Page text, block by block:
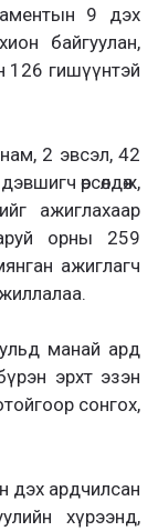
9 дэх
байгуулан,
126 гишүүнтэй
2 эвсэл, 42
өрсөлдөж,
ажиглахаар
орны 259
ажиглагч
манай ард
эрхт эзэн
сонгох,
дэх ардчилсан
хүрээнд,